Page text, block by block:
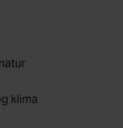
klima